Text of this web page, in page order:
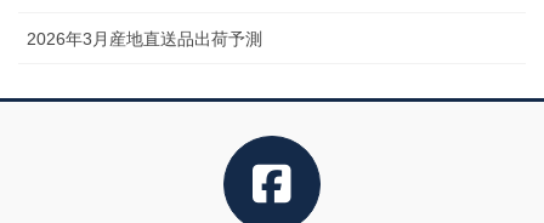
2026年3月産地直送品出荷予測